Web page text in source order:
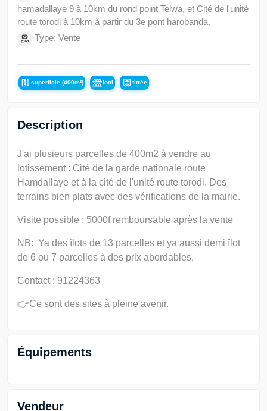
hamadallaye 9 à 10km du rond point Telwa, et Cité de l'unité
route torodi à 10km à partir du 3e pont harobanda.
Type: Vente
superficie (400m²) lotti titrée
Description
J'ai plusieurs parcelles de 400m2 à vendre au
lotissement : Cité de la garde nationale route
Hamdallaye et à la cité de l'unité route torodi. Des
terrains bien plats avec des vérifications de la mairie.
Visite possible : 5000f remboursable après la vente
NB: Ya des îlots de 13 parcelles et ya aussi demi îlot
de 6 ou 7 parcelles à des prix abordables,
Contact : 91224363
👉Ce sont des sites à pleine avenir.
Équipements
Vendeur